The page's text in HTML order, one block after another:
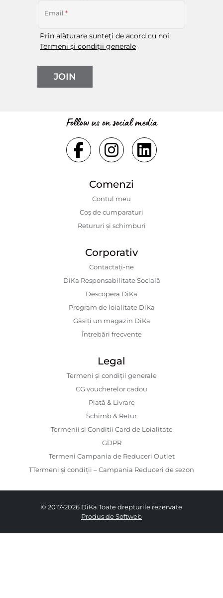
Email *
Prin alăturare sunteți de acord cu noi
Termeni și condiții generale
JOIN
Follow us on social media
Comenzi
Contul meu
Coș de cumparaturi
Retururi și schimburi
Corporativ
Contactaţi-ne
DiKa Responsabilitate Socială
Descopera DiKa
Program de loialitate DiKa
Găsiți un magazin DiKa
Întrebări frecvente
Legal
Termeni și condiții generale
CG voucherelor cadou
Plată & Livrare
Schimb & Retur
Termenii si Conditii Card de Loialitate
GDPR
Termeni Campania de Reduceri Outlet
TTermeni și condiții – Campania Reduceri de sezon
© 2017-2026 DiKa Toate drepturile rezervate
Produs de Softweb